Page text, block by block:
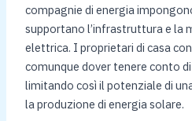
compagnie di energia
supportano l’infrastruttura e la
elettrica. I proprietari di casa
comunque dover tenere conto
limitando così il potenziale di
la produzione di energia solare.